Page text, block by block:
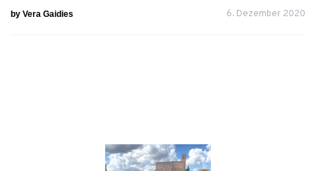
by Vera Gaidies 6. Dezember 2020